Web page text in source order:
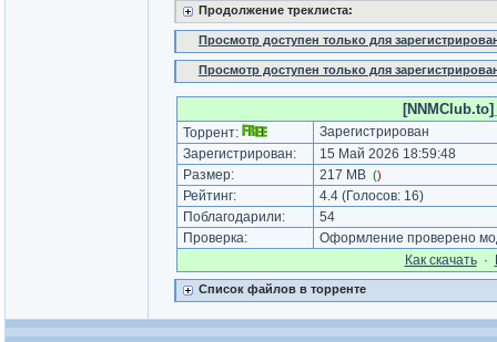
Продолжение треклиста:
Просмотр доступен только для
Просмотр доступен только для
Торрент:
Зарегистрирован
Зарегистрирован:
15 Май 2026 18:59:48
Размер:
217 MB ()
Рейтинг: 4.4(Голосов: 16)
Поблагодарили:
54
Проверка:
Оформление проверено
Как cкачать·
Список файлов в торренте